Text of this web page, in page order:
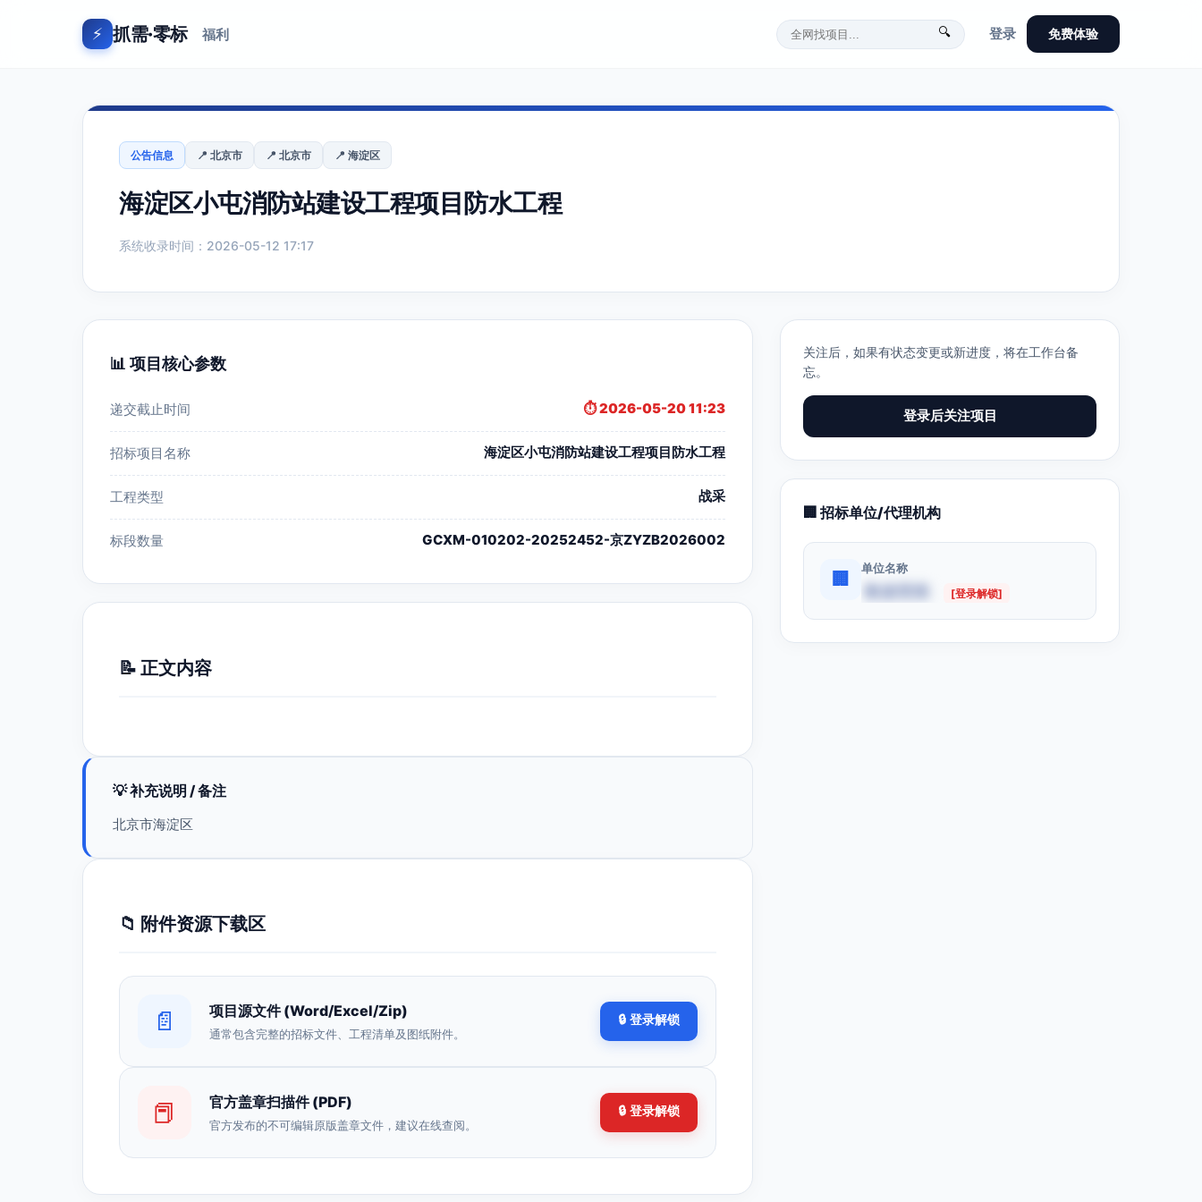
⚡ 抓需·零标 福利 🔍 登录 免费体验
公告信息 📍 北京市 📍 北京市 📍 海淀区
海淀区小屯消防站建设工程项目防水工程
系统收录时间：2026-05-12 17:17
📊 项目核心参数
递交截止时间 ⏱️ 2026-05-20 11:23
招标项目名称 海淀区小屯消防站建设工程项目防水工程
工程类型 战采
标段数量 GCXM-010202-20252452-京ZYZB2026002
📝 正文内容
💡 补充说明 / 备注
北京市海淀区
📁 附件资源下载区
📄 项目源文件 (Word/Excel/Zip)
通常包含完整的招标文件、工程清单及图纸附件。
🔒 登录解锁
📕 官方盖章扫描件 (PDF)
官方发布的不可编辑原版盖章文件，建议在线查阅。
🔒 登录解锁
关注后，如果有状态变更或新进度，将在工作台备
忘。
登录后关注项目
🏢 招标单位/代理机构
🏢
单位名称
[登录解锁]